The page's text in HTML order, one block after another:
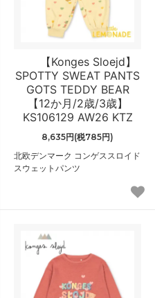
【Konges Sloejd】
SPOTTY SWEAT PANTS
GOTS TEDDY BEAR
【12か月/2歳/3歳】
KS106129 AW26 KTZ
8,635円(税785円)
北欧デンマーク コンゲススロイド
スウェットパンツ